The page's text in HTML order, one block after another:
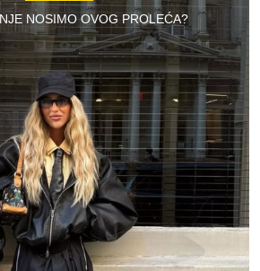
NOSIMO OVOG PROLEĆA?